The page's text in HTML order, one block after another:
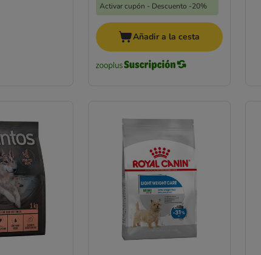
Activar cupón - Descuento -20%
Añadir a la cesta